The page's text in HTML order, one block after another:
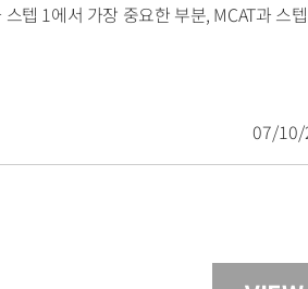
스텝 1에서 가장 중요한 부분, MCAT과 스
07/10/